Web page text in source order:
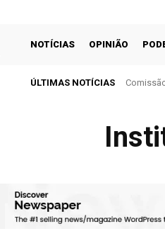
NOTÍCIAS OPINIÃO
ÚLTIMAS NOTÍCIAS